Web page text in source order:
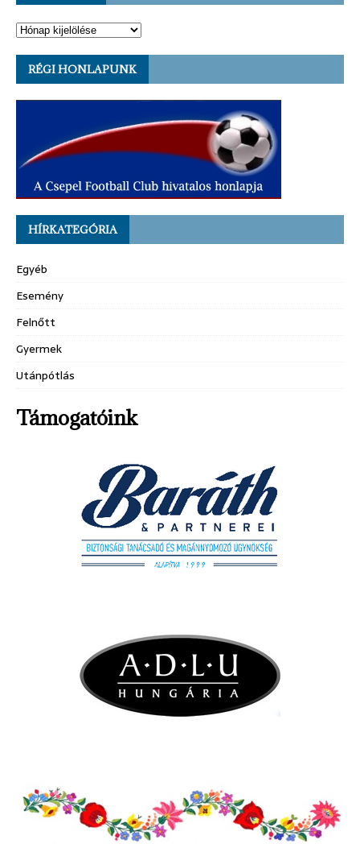
RÉGI HONLAPUNK
HÍRKATEGÓRIA
Egyéb
Esemény
Felnőtt
Gyermek
Utánpótlás
Támogatóink